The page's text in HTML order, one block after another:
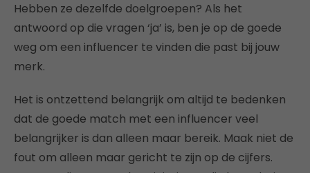
Hebben ze dezelfde doelgroepen? Als het
antwoord op die vragen ‘ja’ is, ben je op de goede
weg om een influencer te vinden die past bij jouw
merk.
Het is ontzettend belangrijk om altijd te bedenken
dat de goede match met een influencer veel
belangrijker is dan alleen maar bereik. Maak niet de
fout om alleen maar gericht te zijn op de cijfers.